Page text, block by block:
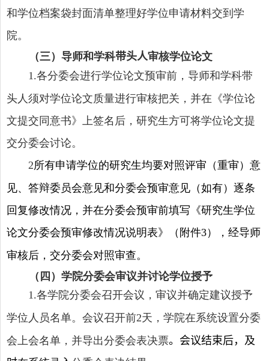
和学位档案袋封面清单整理好学位申请材料交到学
院。
（三）导师和学科带头人审核学位论文
1 .各分委会进行学位论文预审前，导师和学科带
头人须对学位论文质量进行审核把关，并在《学位论
文提交同意书》上签名后，研究生方可将学位论文提
交分委会讨论。
2所有申请学位的研究生均要对照评审（重审）意
见、答辩委员会意见和分委会预审意见（如有）逐条
回复修改情况，并在分委会预审前填写《研究生学位
论文分委会预审修改情况说明表》（附件3），经导师
审核后，交分委会对照审查。
（四）学院分委会审议并讨论学位授予
1.各学院分委会召开会议，审议并确定建议授予
学位人员名单。会议召开前2天，学院在系统设置分委
会上会名单，并导出分委会表决票。会议结束后，及